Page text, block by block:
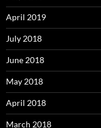
April 2019
July 2018
June 2018
May 2018
April 2018
March 2018